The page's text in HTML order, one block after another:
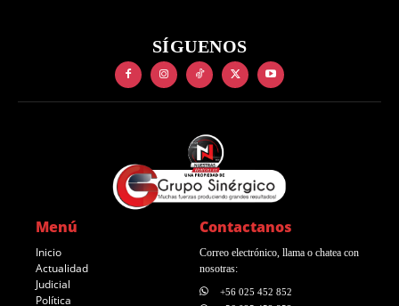
SÍGUENOS
Menú
Inicio
Actualidad
Judicial
Política
Contactanos
Correo electrónico, llama o chatea con
nosotras:
+56 025 452 852